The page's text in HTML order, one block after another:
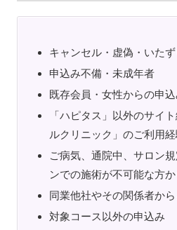
キャンセル・虚偽・いた
申込み不備・未成年者
既存会員・女性からの申込
「ハピタス」以外のサイ
ルクリニック」のご利用
ご病気、通院中、サロン
ンでの施術が不可能な方
同業他社やその関係者か
対象コース以外の申込み